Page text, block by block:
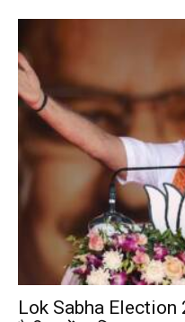
Lok Sabha Election